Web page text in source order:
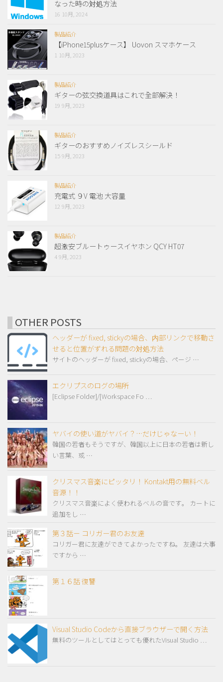
なった時の対処方法
16 10月, 2024
製品紹介
【iPhone15plusケース】 Uovon スマホケース
1 10月, 2023
製品紹介
ギターの弦交換道具はこれで全部解決！
19 9月, 2023
製品紹介
ギターのおすすめノイズレスシールド
15 9月, 2023
製品紹介
充電式 ９V 電池 大容量
12 9月, 2023
製品紹介
超激安ブルートゥースイヤホン QCY HT07
4 9月, 2023
OTHER POSTS
ヘッダーが fixed, stickyの場合、内部リンクで移動さ
せると位置がずれる問題の対処方法
サイトのヘッダーが fixed, stickyの場合、ページ …
エクリプスのログの場所
[Eclipse Folder]/[Workspace Fo …
ヤバイの使い道がヤバイ？…だけじゃなーい！
韓国の若者もそうですが、韓国以上に日本の若者は新し
い言葉、或 …
クリスマス音楽にピッタリ！ Kontakt用の無料ベル
音源！！
クリスマス音楽によく使われるベルの音です。 カートに
追加をし …
第３話－ コリガー君のお友達
コリガー君に友達ができてよかったですね。 友達は大事
ですから …
第１６話 復讐
Visual Studio Codeから直接ブラウザーで開く方法
無料のツールとしてはとっても優れたVisual Studio …